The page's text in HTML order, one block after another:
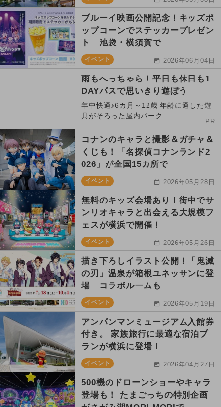
ブルーイ映画公開記念！キッズポ
ップコーンでステッカープレゼン
ト 池袋・横須賀で
イベント 2026年06月04日
雨もへっちゃら！平日も休日も1
DAYパスで思いきり遊ぼう
年中快適♪6カ月～12歳 年齢に適した遊
具がそろった屋内パーク
PR
コナンのキャラと撮影＆ガチャ＆
くじも！「名探偵コナンランド2
026」が全国15カ所で
イベント 2026年05月28日
無料のキッズ会場あり！街中でサ
ンリオキャラと出会える大規模フ
ェスが横浜で開催！
イベント 2026年05月26日
描き下ろしイラスト公開！「鬼滅
の刃」温泉が箱根ユネッサンに登
場 コラボルームも
イベント 2026年05月19日
アンパンマンミュージアム入館券
付き。 家族旅行に最適な宿泊プ
ランが横浜に登場！
イベント 2026年04月27日
500機のドローンショーやキャラ
登場も！ たまごっちの特別企画